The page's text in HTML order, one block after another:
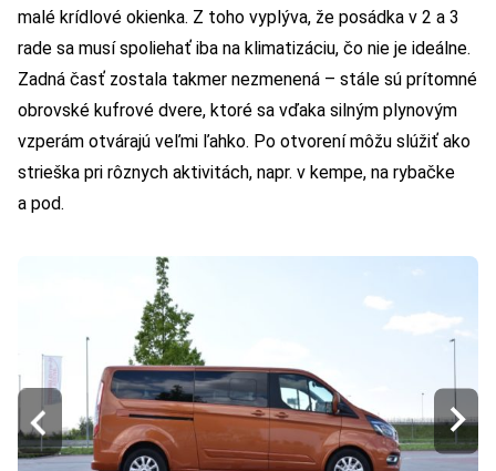
malé krídlové okienka. Z toho vyplýva, že posádka v 2 a 3
rade sa musí spoliehať iba na klimatizáciu, čo nie je ideálne.
Zadná časť zostala takmer nezmenená – stále sú prítomné
obrovské kufrové dvere, ktoré sa vďaka silným plynovým
vzperám otvárajú veľmi ľahko. Po otvorení môžu slúžiť ako
strieška pri rôznych aktivitách, napr. v kempe, na rybačke
a pod.